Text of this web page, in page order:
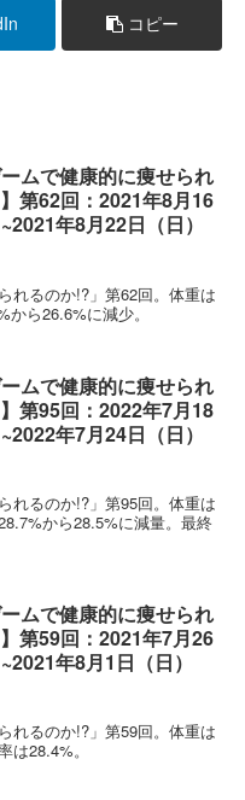
コピー
ームで健康的に痩せられ
第62回：2021年8月16
年8月22日（日）
れるのか!?」第62回。体重は
ら26.6%に減少。
ームで健康的に痩せられ
第95回：2022年7月18
年7月24日（日）
れるのか!?」第95回。体重は
から28.5%に減量。最終
ームで健康的に痩せられ
第59回：2021年7月26
年8月1日（日）
れるのか!?」第59回。体重は
28.4%。